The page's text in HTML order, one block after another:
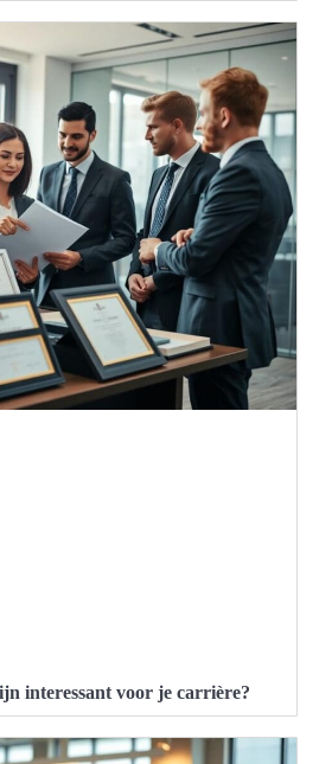
interessant voor je carrière?